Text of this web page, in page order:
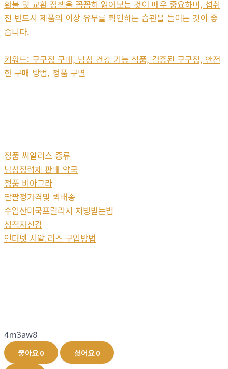
환불 및 교환 정책을 꼼꼼히 읽어보는 것이 매우 중요하며, 섭취
전 반드시 제품의 이상 유무를 확인하는 습관을 들이는 것이 좋
습니다.
키워드: 구구정 구매, 남성 건강 기능 식품, 검증된 구구정, 안전
한 구매 방법, 정품 구별
정품 씨알리스 종류
남성정력제 판매 약국
정품 비아그라
팔팔정가격및 퀵배송
수입산미국프릴리지 처방받는법
성적자신감
인터넷 시알.리스 구입방법
4m3aw8
좋아요0 싫어요0